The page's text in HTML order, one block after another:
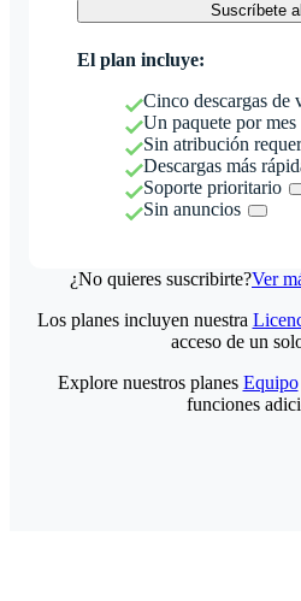
Suscríbete
El plan incluye:
Cinco descargas de
Un paquete por mes
Sin atribución
Descargas más
Soporte prioritario
Sin anuncios
¿No quieres suscribirte?Ver
Los planes incluyen nuestra
acceso de un
Explore nuestros planes Equipo
funciones